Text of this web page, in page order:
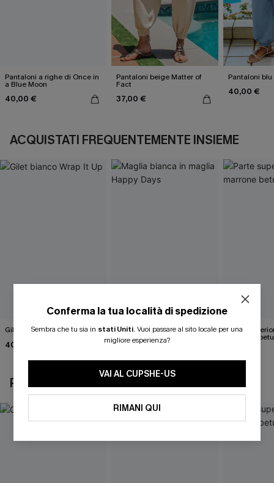
Pantaloni a righe di Once in
a Blue Moon
40,00 €
Pantaloni beige Matter of
Fact
37,00 €
Pantaloni
40,00 €
ACQUISTATI FREQUENTEMENTE INSIEME
Gilet bianco Wrap It Up
40,00 €
Maglia bianca in maglia
Happy Days
Parte
marrone
POTREBBE INTERESSARTI ANCHE
Conferma la tua località di spedizione
Sembra che tu sia in stati Uniti. Vuoi passare al sito locale per una
migliore esperienza?
VAI AL CUPSHE-US
RIMANI QUI